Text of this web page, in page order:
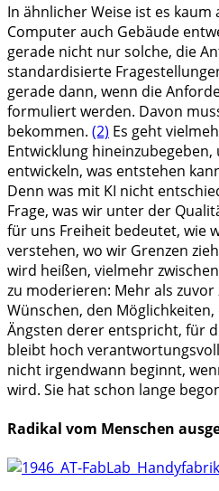
In ähnlicher Weise ist es kaum
Computer auch Gebäude
gerade nicht nur solche, die
standardisierte
gerade dann, wenn die
formuliert werden. Davon
bekommen. (2) Es geht
Entwicklung
entwickeln, was entstehen
Denn was mit KI nicht
Frage, was wir unter der
für uns Freiheit bedeutet, wie
verstehen, wo wir Grenzen
wird heißen, vielmehr
zu moderieren: Mehr als zuvor
Wünschen, den
Ängsten derer entspricht, für
bleibt hoch
nicht irgendwann beginnt,
wird. Sie hat schon lange
Radikal vom Menschen